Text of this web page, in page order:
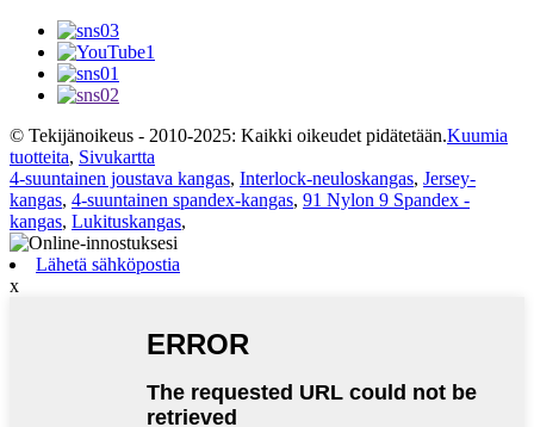
© Tekijänoikeus - 2010-2025: Kaikki oikeudet pidätetään.Kuumia
tuotteita, Sivukartta
4-suuntainen joustava kangas, Interlock-neuloskangas, Jersey-
kangas, 4-suuntainen spandex-kangas, 91 Nylon 9 Spandex -
kangas, Lukituskangas,
Lähetä sähköpostia
x